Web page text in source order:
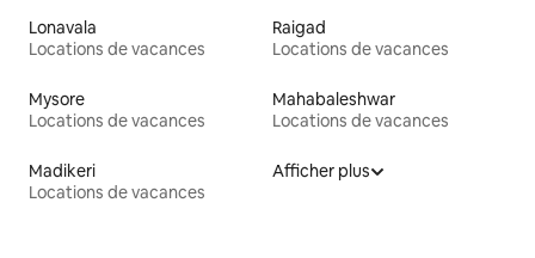
Lonavala
Locations de vacances
Raigad
Locations de vacances
Mysore
Locations de vacances
Mahabaleshwar
Locations de vacances
Madikeri
Locations de vacances
Afficher plus